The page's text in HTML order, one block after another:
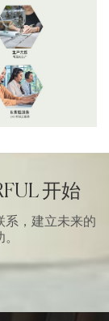
开始
系，建立未来的